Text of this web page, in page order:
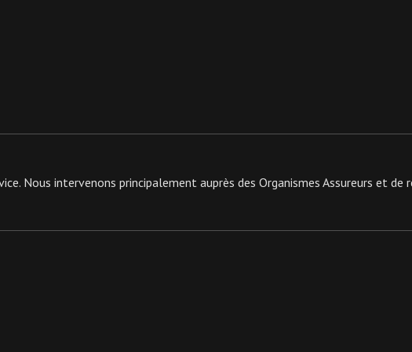
Nous intervenons principalement auprès des Organismes Assureurs et de